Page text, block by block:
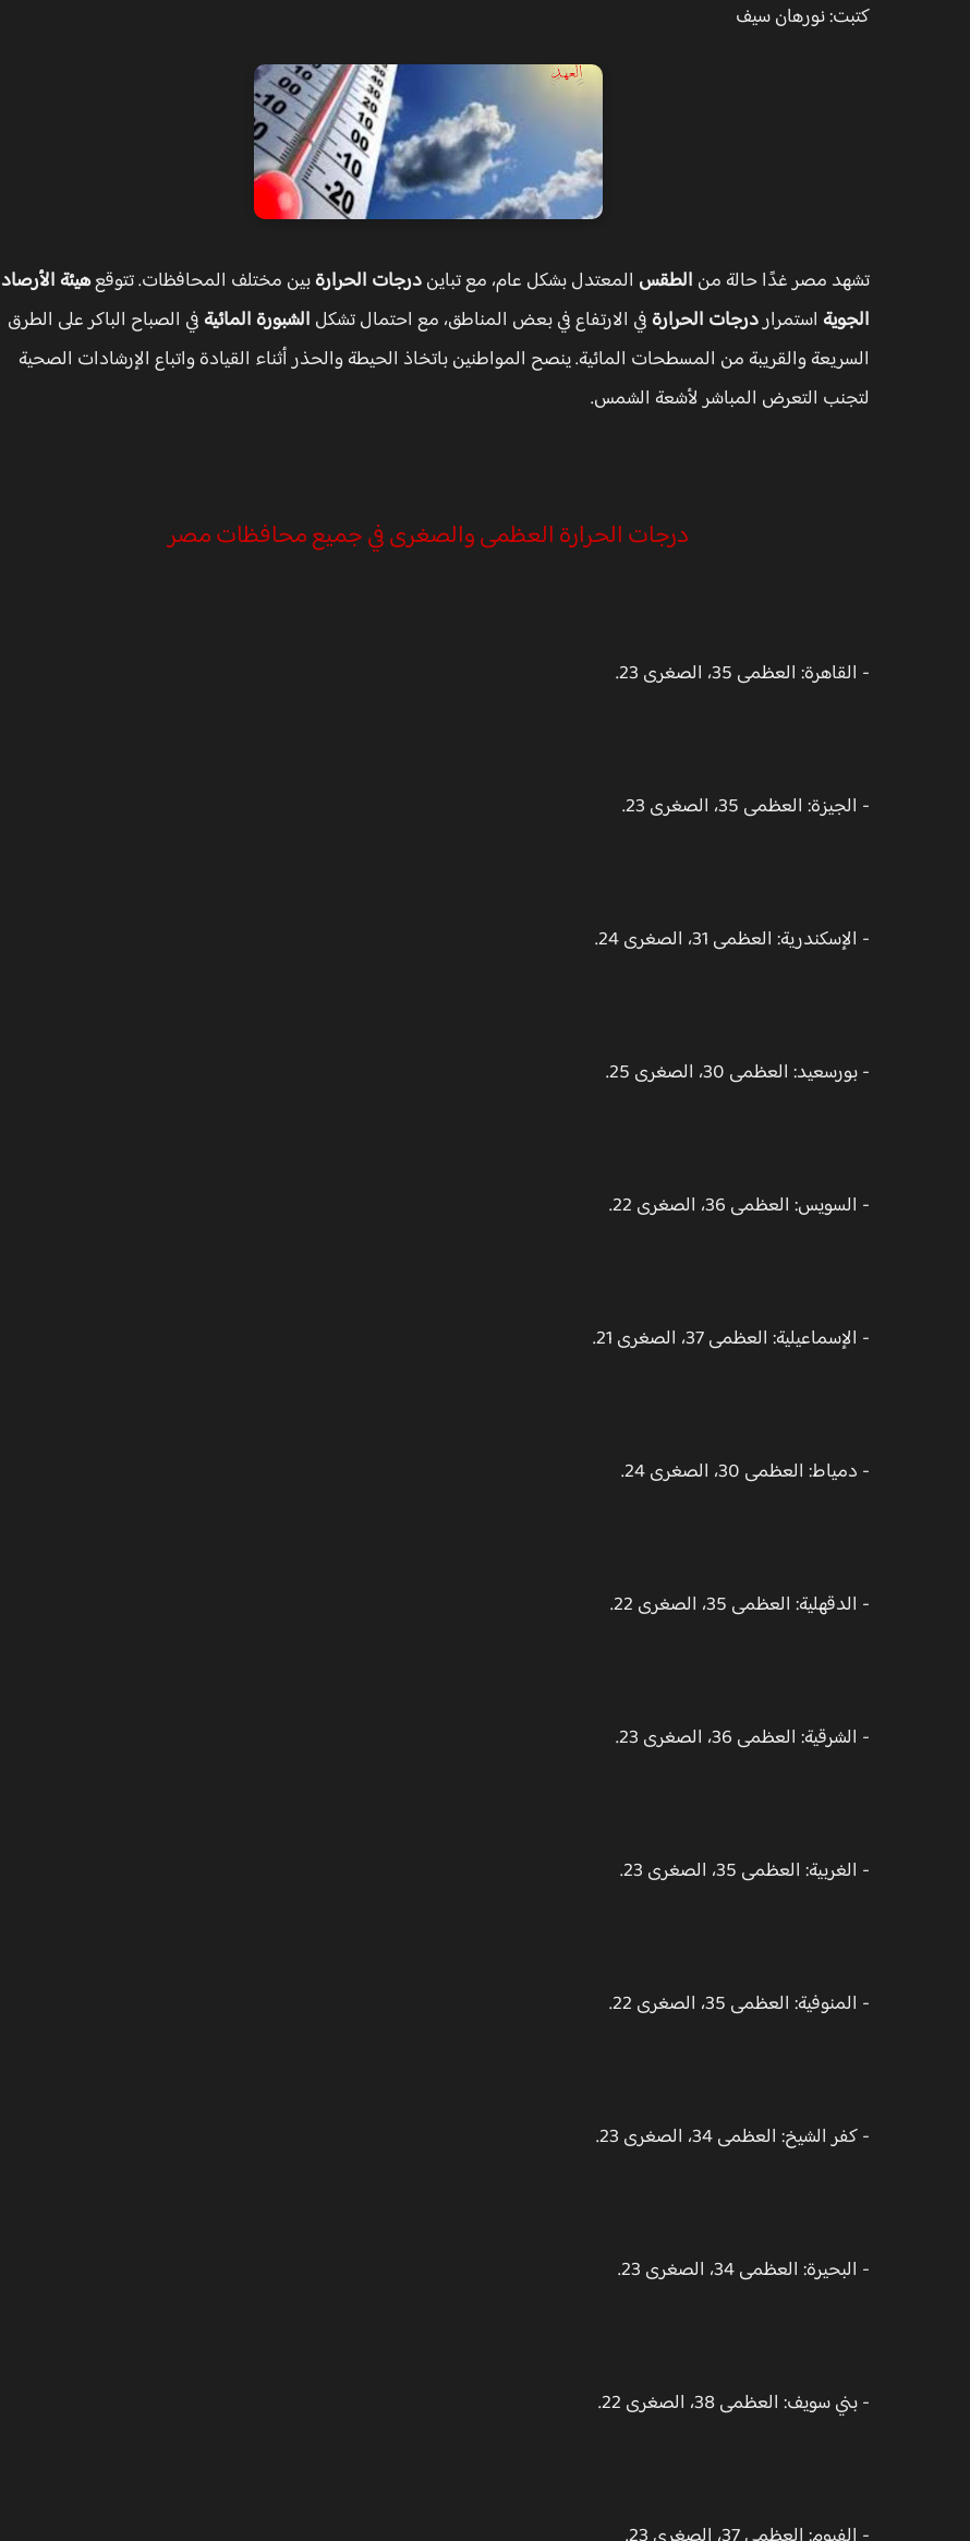
كتبت: نورهان سيف
تشهد مصر غدًا حالة من الطقس المعتدل بشكل عام، مع تبايندرجات الحرارةبين مختلف المحافظات. تتوقعهيئة الأرصاد
الجوية استمراردرجات الحرارةفي الارتفاع في بعض المناطق، مع احتمال تشكل الشبورة المائية في الصباح الباكر على الطرق
السريعة والقريبة من المسطحات المائية. ينصح المواطنين باتخاذ الحيطة والحذر أثناء القيادة واتباع الإرشادات الصحية
لتجنب التعرض المباشر لأشعة الشمس.
درجات الحرارة العظمى والصغرى في جميع محافظات مصر
- القاهرة: العظمى 35، الصغرى 23.
- الجيزة: العظمى 35، الصغرى 23.
- الإسكندرية: العظمى 31، الصغرى 24.
- بورسعيد: العظمى 30، الصغرى 25.
- السويس: العظمى 36، الصغرى 22.
- الإسماعيلية: العظمى 37، الصغرى 21.
- دمياط: العظمى 30، الصغرى 24.
- الدقهلية: العظمى 35، الصغرى 22.
- الشرقية: العظمى 36، الصغرى 23.
- الغربية: العظمى 35، الصغرى 23.
- المنوفية: العظمى 35، الصغرى 22.
- كفر الشيخ: العظمى 34، الصغرى 23.
- البحيرة: العظمى 34، الصغرى 23.
- بني سويف: العظمى 38، الصغرى 22.